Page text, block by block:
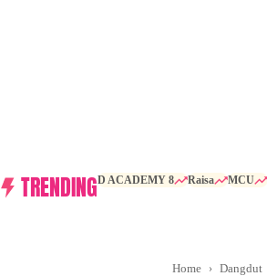
TRENDINGD ACADEMY 8 Raisa MCU
Home Dangdut